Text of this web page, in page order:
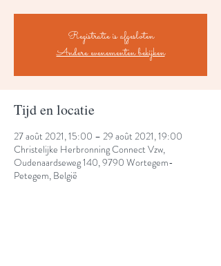
Registratie is afgesloten
Andere evenementen bekijken
Tijd en locatie
27 août 2021, 15:00 – 29 août 2021, 19:00
Christelijke Herbronning Connect Vzw,
Oudenaardseweg 140, 9790 Wortegem-
Petegem, België